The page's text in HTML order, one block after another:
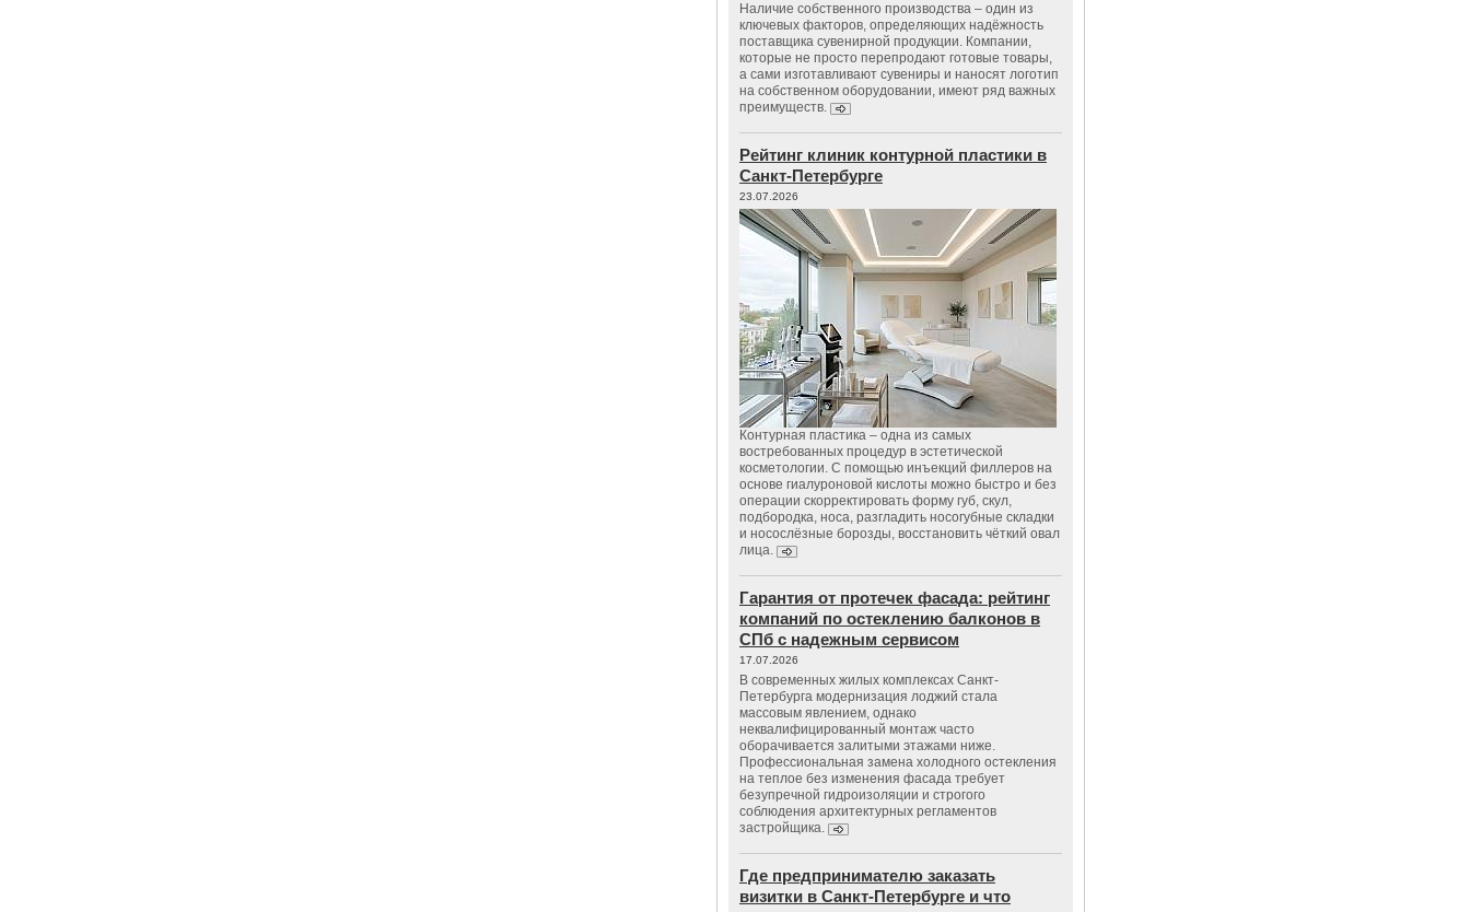
Наличие собственного производства – один из
ключевых факторов, определяющих надёжность
поставщика сувенирной продукции. Компании,
которые не просто перепродают готовые товары,
а сами изготавливают сувениры и наносят логотип
на собственном оборудовании, имеют ряд важных
преимуществ.
Рейтинг клиник контурной пластики в
Санкт-Петербурге
23.07.2026
Контурная пластика – одна из самых
востребованных процедур в эстетической
косметологии. С помощью инъекций филлеров на
основе гиалуроновой кислоты можно быстро и без
операции скорректировать форму губ, скул,
подбородка, носа, разгладить носогубные складки
и носослёзные борозды, восстановить чёткий овал
лица.
Гарантия от протечек фасада: рейтинг
компаний по остеклению балконов в
СПб с надежным сервисом
17.07.2026
В современных жилых комплексах Санкт-
Петербурга модернизация лоджий стала
массовым явлением, однако
неквалифицированный монтаж часто
оборачивается залитыми этажами ниже.
Профессиональная замена холодного остекления
на теплое без изменения фасада требует
безупречной гидроизоляции и строгого
соблюдения архитектурных регламентов
застройщика.
Где предпринимателю заказать
визитки в Санкт-Петербурге и что